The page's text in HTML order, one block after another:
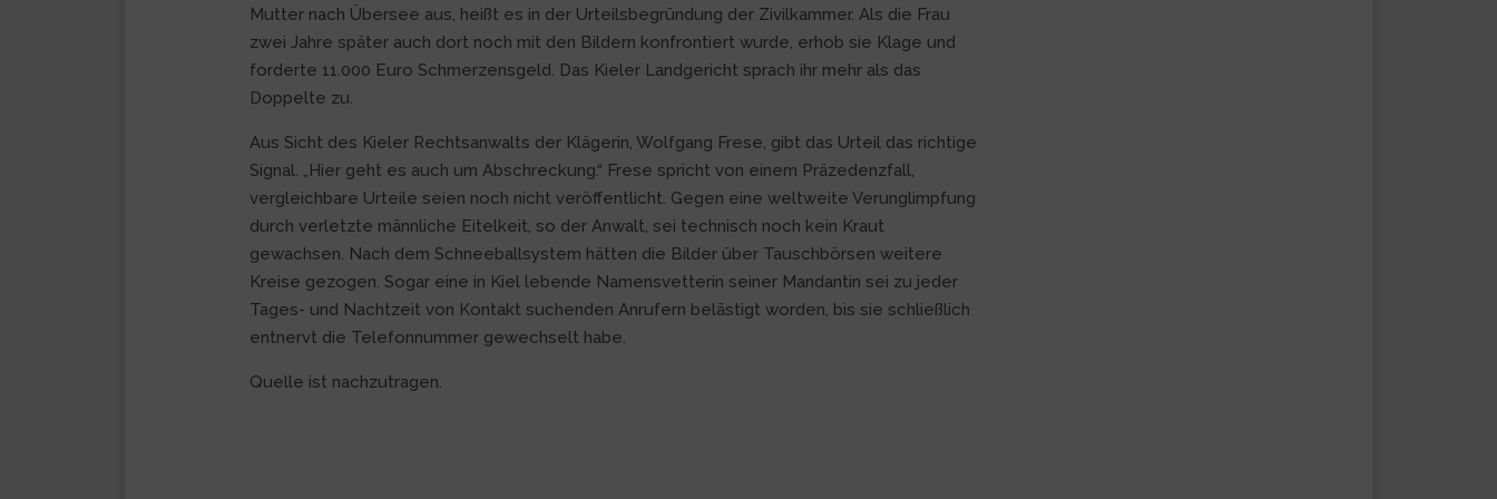
Mutter nach Übersee aus, heißt es in der Urteilsbegründung der Zivilkammer. Als die Frau
zwei Jahre später auch dort noch mit den Bildern konfrontiert wurde, erhob sie Klage und
forderte 11.000 Euro Schmerzensgeld. Das Kieler Landgericht sprach ihr mehr als das
Doppelte zu.
Aus Sicht des Kieler Rechtsanwalts der Klägerin, Wolfgang Frese, gibt das Urteil das richtige
Signal. „Hier geht es auch um Abschreckung.“ Frese spricht von einem Präzedenzfall,
vergleichbare Urteile seien noch nicht veröffentlicht. Gegen eine weltweite Verunglimpfung
durch verletzte männliche Eitelkeit, so der Anwalt, sei technisch noch kein Kraut
gewachsen. Nach dem Schneeballsystem hätten die Bilder über Tauschbörsen weitere
Kreise gezogen. Sogar eine in Kiel lebende Namensvetterin seiner Mandantin sei zu jeder
Tages- und Nachtzeit von Kontakt suchenden Anrufern belästigt worden, bis sie schließlich
entnervt die Telefonnummer gewechselt habe.
Quelle ist nachzutragen.